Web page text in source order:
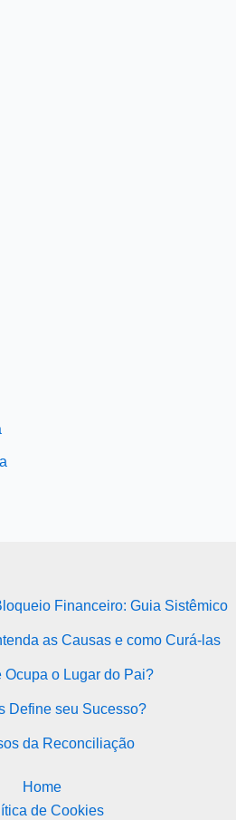
Financeiro: Guia Sistêmico
as Causas e como Curá-las
o Lugar do Pai?
Define seu Sucesso?
da Reconciliação
Home
de Cookies